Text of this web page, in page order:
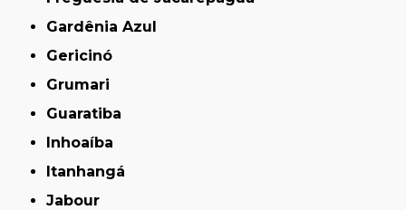
Gardênia Azul
Gericinó
Grumari
Guaratiba
Inhoaíba
Itanhangá
Jabour